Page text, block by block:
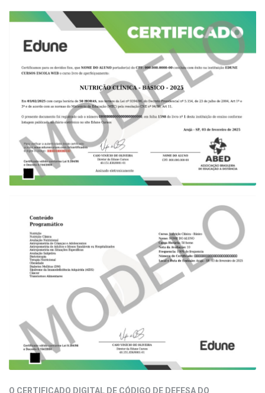
O CERTIFICADO DIGITAL DE CÓDIGO DE DEFESA DO